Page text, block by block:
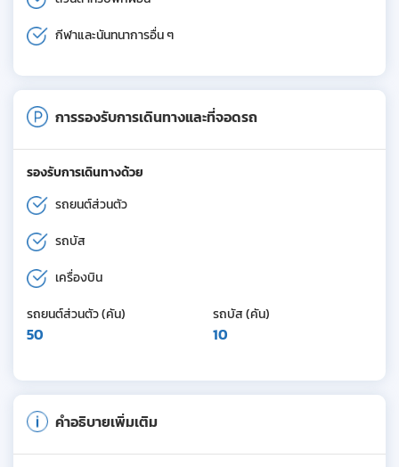
กีฬาและนันทนาการอื่น ๆ
การรองรับการเดินทางและที่จอดรถ
รองรับการเดินทางด้วย
รถยนต์ส่วนตัว
รถบัส
เครื่องบิน
รถยนต์ส่วนตัว (คัน)
50
รถบัส (คัน)
10
คำอธิบายเพิ่มเติม